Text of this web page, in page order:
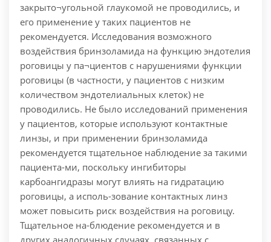
закрыто¬угольной глаукомой не проводились, и
его применение у таких пациентов не
рекомендуется. Исследования возможного
воздействия бринзоламида на функцию эндотелия
роговицы у па¬циентов с нарушениями функции
роговицы (в частности, у пациентов с низким
количеством эндотелиальных клеток) не
проводились. Не было исследований применения
у пациентов, которые используют контактные
линзы, и при применении бринзоламида
рекомендуется тщательное наблюдение за такими
пациента-ми, поскольку ингибиторы
карбоангидразы могут влиять на гидратацию
роговицы, а исполь-зование контактных линз
может повысить риск воздействия на роговицу.
Тщательное на-блюдение рекомендуется и в